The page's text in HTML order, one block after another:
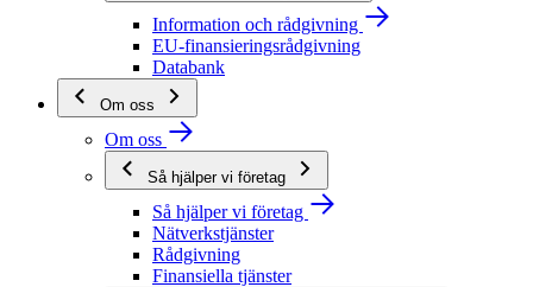
Information och rådgivning
EU-finansieringsrådgivning
Databank
Om oss
Om oss
Så hjälper vi företag
Så hjälper vi företag
Nätverkstjänster
Rådgivning
Finansiella tjänster